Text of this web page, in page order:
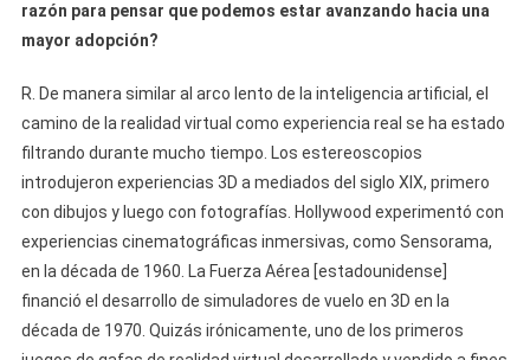
razón para pensar que podemos estar avanzando hacia una
mayor adopción?
R. De manera similar al arco lento de la inteligencia artificial, el
camino de la realidad virtual como experiencia real se ha estado
filtrando durante mucho tiempo. Los estereoscopios
introdujeron experiencias 3D a mediados del siglo XIX, primero
con dibujos y luego con fotografías. Hollywood experimentó con
experiencias cinematográficas inmersivas, como Sensorama,
en la década de 1960. La Fuerza Aérea [estadounidense]
financió el desarrollo de simuladores de vuelo en 3D en la
década de 1970. Quizás irónicamente, uno de los primeros